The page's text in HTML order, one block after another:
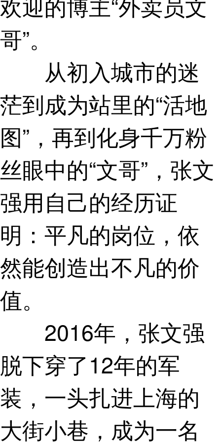
哥”。
从初入城市的迷
茫到成为站里的“活地
图”，再到化身千万粉
丝眼中的“文哥”，张文
强用自己的经历证
明：平凡的岗位，依
然能创造出不凡的价
值。
2016年，张文强
脱下穿了12年的军
装，一头扎进上海的
大街小巷，成为一名